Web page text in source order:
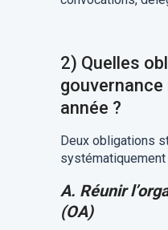
2) Quelles
année ?
Deux obligations
systématiquement
A. Réunir
(OA)